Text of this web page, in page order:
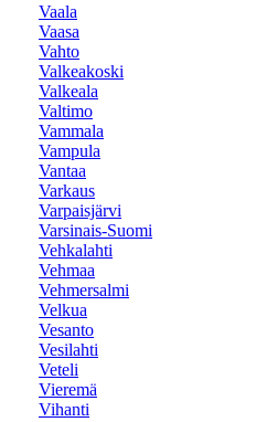
Vaala
Vaasa
Vahto
Valkeakoski
Valkeala
Valtimo
Vammala
Vampula
Vantaa
Varkaus
Varpaisjärvi
Varsinais-Suomi
Vehkalahti
Vehmaa
Vehmersalmi
Velkua
Vesanto
Vesilahti
Veteli
Vieremä
Vihanti